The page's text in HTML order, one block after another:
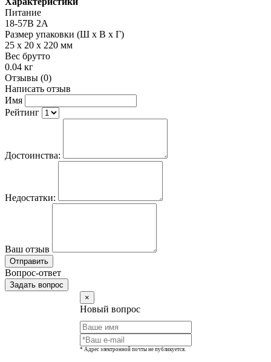
Питание
18-57В 2А
Размер упаковки (Ш х В х Г)
25 x 20 x 220 мм
Вес брутто
0.04 кг
Отзывы (0)
Написать отзыв
Имя
Рейтинг
Достоинства:
Недостатки:
Ваш отзыв
Отправить
Вопрос-ответ
Задать вопрос
×
Новый вопрос
* Адрес электронной почты не публикуется.